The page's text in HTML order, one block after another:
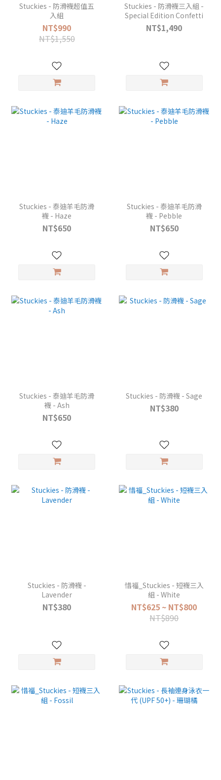
Stuckies - 防滑襪超值五
入組
NT$990
NT$1,550
Stuckies - 防滑襪三入組 -
Special Edition Confetti
NT$1,490
Stuckies - 泰迪羊毛防滑
襪 - Haze
NT$650
Stuckies - 泰迪羊毛防滑
襪 - Pebble
NT$650
Stuckies - 泰迪羊毛防滑
襪 - Ash
NT$650
Stuckies - 防滑襪 - Sage
NT$380
Stuckies - 防滑襪 -
Lavender
NT$380
惜福_Stuckies - 短襪三入
組 - White
NT$625 ~ NT$800
NT$890